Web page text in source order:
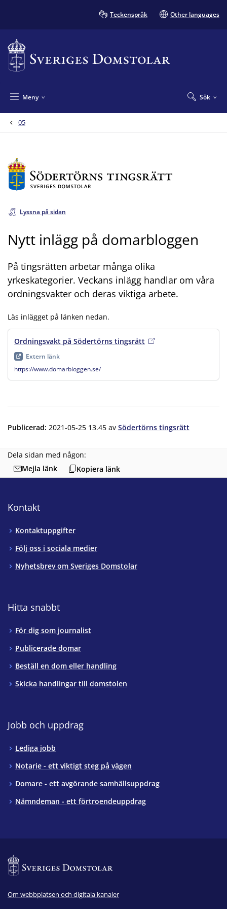
Teckenspråk Other languages
Sök
Meny
05
Lyssna på sidan
Nytt inlägg på domarbloggen
På tingsrätten arbetar många olika
yrkeskategorier. Veckans inlägg handlar om våra
ordningsvakter och deras viktiga arbete.
Läs inlägget på länken nedan.
Ordningsvakt på Södertörns tingsrätt , extern länk
Extern länk
https://www.domarbloggen.se/
Publicerad: 2021-05-25 13.45 av Södertörns tingsrätt
Dela sidan med någon:
Mejla länk
Kopiera länk
Kontakt
Kontaktuppgifter
Följ oss i sociala medier
Nyhetsbrev om Sveriges Domstolar
Hitta snabbt
För dig som journalist
Publicerade domar
Beställ en dom eller handling
Skicka handlingar till domstolen
Jobb och uppdrag
Lediga jobb
Notarie - ett viktigt steg på vägen
Domare - ett avgörande samhällsuppdrag
Nämndeman - ett förtroendeuppdrag
Om webbplatsen och digitala kanaler